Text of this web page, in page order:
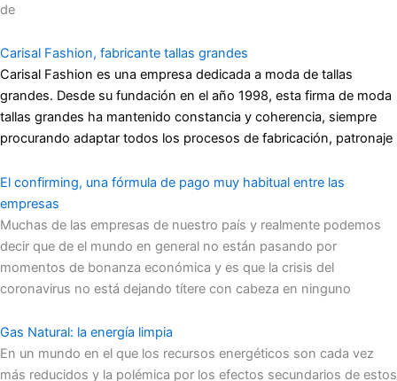
de
Carisal Fashion, fabricante tallas grandes
Carisal Fashion es una empresa dedicada a moda de tallas
grandes. Desde su fundación en el año 1998, esta firma de moda
tallas grandes ha mantenido constancia y coherencia, siempre
procurando adaptar todos los procesos de fabricación, patronaje
El confirming, una fórmula de pago muy habitual entre las
empresas
Muchas de las empresas de nuestro país y realmente podemos
decir que de el mundo en general no están pasando por
momentos de bonanza económica y es que la crisis del
coronavirus no está dejando títere con cabeza en ninguno
Gas Natural: la energía limpia
En un mundo en el que los recursos energéticos son cada vez
más reducidos y la polémica por los efectos secundarios de estos